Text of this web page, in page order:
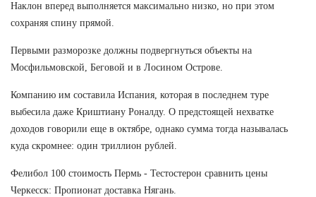
Наклон вперед выполняется максимально низко, но при этом
сохраняя спину прямой.
Первыми разморозке должны подвергнуться объекты на
Мосфильмовской, Беговой и в Лосином Острове.
Компанию им составила Испания, которая в последнем туре
выбесила даже Криштиану Роналду. О предстоящей нехватке
доходов говорили еще в октябре, однако сумма тогда называлась
куда скромнее: один триллион рублей.
Фелибол 100 стоимость Пермь - Тестостерон сравнить цены
Черкесск: Пропионат доставка Нягань.